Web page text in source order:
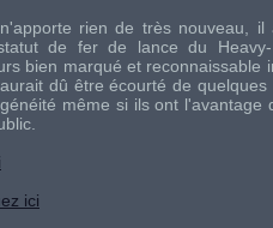
rien de très nouveau,
de fer de lance du Heavy-
bien marqué et reconnaissable
dû être écourté de
même si ils ont l'avantage
ici